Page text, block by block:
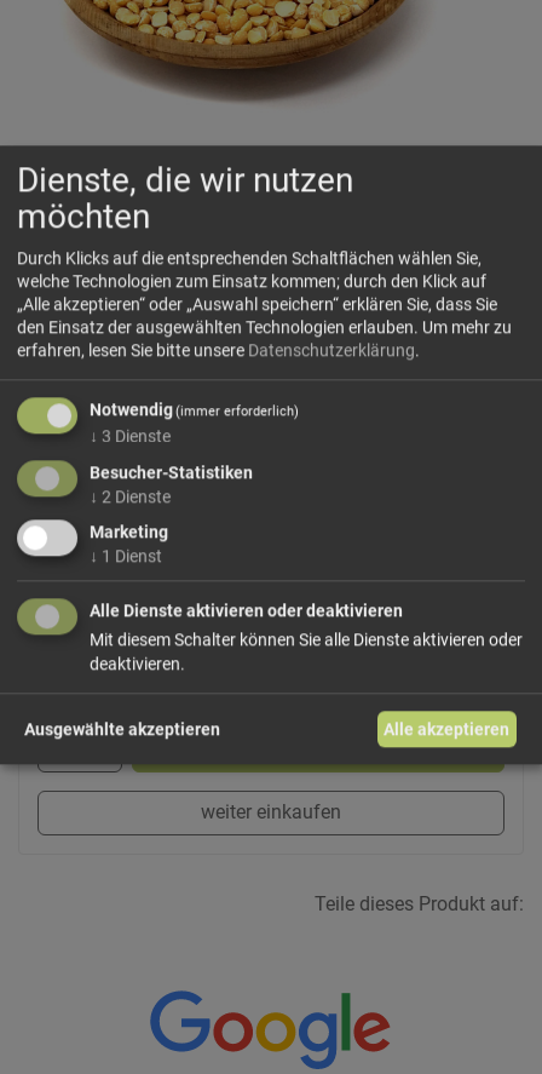
Spalterbsen gelb
Sonnengelb, mild und wunderbar sämig
🗺 Herkunft
Gelbe Spalterbsen stammen von reifen gelben Erbsen, die
Erbsen zählen zu den traditionsreichen Hülsenfrüchten
Europas und werden in Italien seit Langem für Suppen,...
mehr Infos +
Dieses Produkt führen wir lose.
In den Warenkorb
weiter einkaufen
Teile dieses Produkt auf:
Dienste, die wir nutzen
möchten
Durch Klicks auf die entsprechenden Schaltflächen wählen Sie,
welche Technologien zum Einsatz kommen; durch den Klick auf
„Alle akzeptieren“ oder „Auswahl speichern“ erklären Sie, dass Sie
den Einsatz der ausgewählten Technologien erlauben. Um mehr zu
erfahren, lesen Sie bitte unsere Datenschutzerklärung.
Notwendig(immer erforderlich)
↓ 3 Dienste
Besucher-Statistiken
↓ 2 Dienste
Marketing
↓ 1 Dienst
Alle Dienste aktivieren oder deaktivieren
Mit diesem Schalter können Sie alle Dienste aktivieren oder
deaktivieren.
Ausgewählte akzeptieren Alle akzeptieren